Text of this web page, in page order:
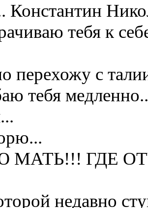
Константин
тебя к
перехожу с
тебя
МАТЬ!!! ГДЕ
недавно